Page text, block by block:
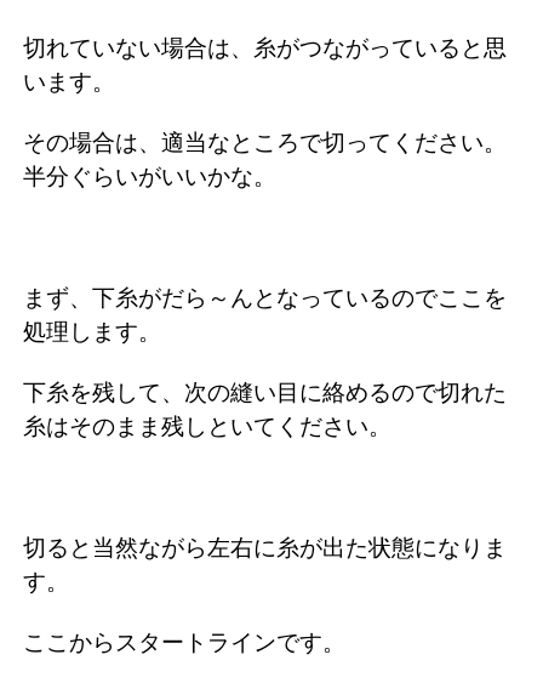
切れていない場合は、糸がつながっていると思
います。
その場合は、適当なところで切ってください。
半分ぐらいがいいかな。
まず、下糸がだら～んとなっているのでここを
処理します。
下糸を残して、次の縫い目に絡めるので切れた
糸はそのまま残しといてください。
切ると当然ながら左右に糸が出た状態になりま
す。
ここからスタートラインです。